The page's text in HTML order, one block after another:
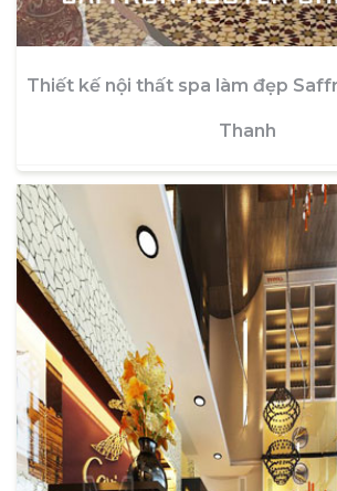
Thiết kế nội thất spa làm đẹp
Thanh